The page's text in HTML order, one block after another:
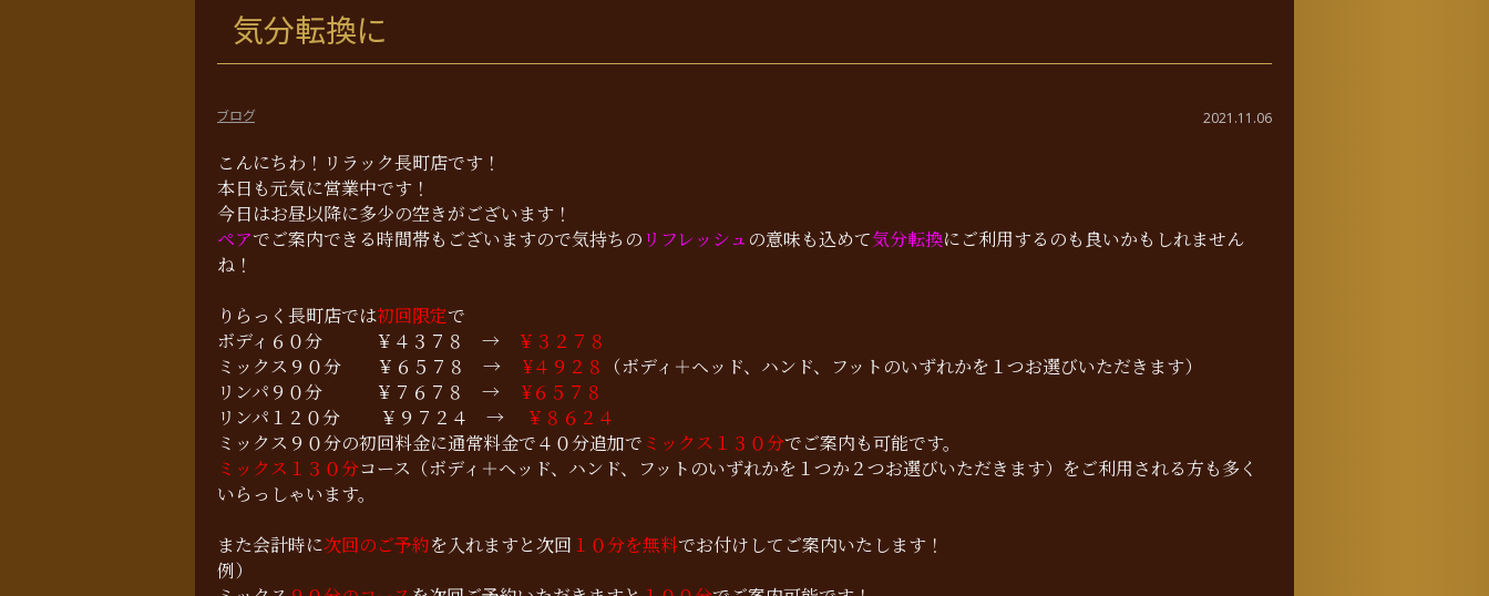
気分転換に
ブログ 2021.11.06
こんにちわ！リラック長町店です！
本日も元気に営業中です！
今日はお昼以降に多少の空きがございます！
ペアでご案内できる時間帯もございますので気持ちの リフレッシュの意味も込めて気分転換にご利用するのも良いかもしれません
ね！
りらっく長町店では初回限定で
ボディ６０分 ￥４３７８ →
￥３２７８
ミックス９０分 ￥６５７８ →
¥４９２８
（ボディ＋ヘッド、ハンド、フットのいずれかを１つお選びいただきます）
リンパ９０分 ￥７６７８ →
¥６５７８
リンパ１２０分 ￥９７２４ →
￥８６２４
ミックス９０分の初回料金に通常料金で４０分追加で ミックス１３０分でご案内も可能です。
ミックス１３０分コース（ボディ＋ヘッド、ハンド、フットのいずれかを１つか２つお選びいただきます）をご利用される方も多く
いらっしゃいます。
また会計時に次回のご予約を入れますと次回 １０分を無料でお付けしてご案内いたします！
例）